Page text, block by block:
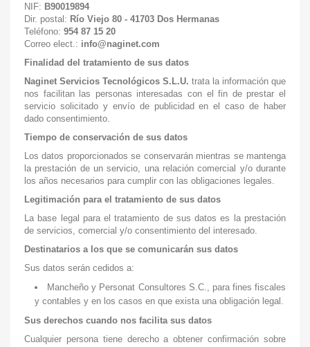
NIF: B90019894
Dir. postal: Río Viejo 80 - 41703 Dos Hermanas
Teléfono: 954 87 15 20
Correo elect.: info@naginet.com
Finalidad del tratamiento de sus datos
Naginet Servicios Tecnológicos S.L.U. trata la información que
nos facilitan las personas interesadas con el fin de prestar el
servicio solicitado y envío de publicidad en el caso de haber
dado consentimiento.
Tiempo de conservación de sus datos
Los datos proporcionados se conservarán mientras se mantenga
la prestación de un servicio, una relación comercial y/o durante
los años necesarios para cumplir con las obligaciones legales.
Legitimación para el tratamiento de sus datos
La base legal para el tratamiento de sus datos es la prestación
de servicios, comercial y/o consentimiento del interesado.
Destinatarios a los que se comunicarán sus datos
Sus datos serán cedidos a:
Mancheño y Personat Consultores S.C., para fines fiscales
y contables y en los casos en que exista una obligación legal.
Sus derechos cuando nos facilita sus datos
Cualquier persona tiene derecho a obtener confirmación sobre